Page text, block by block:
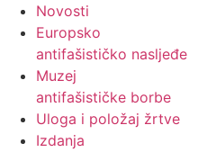
Novosti
Europsko
antifašističko nasljeđe
Muzej
antifašističke borbe
Uloga i položaj žrtve
Izdanja